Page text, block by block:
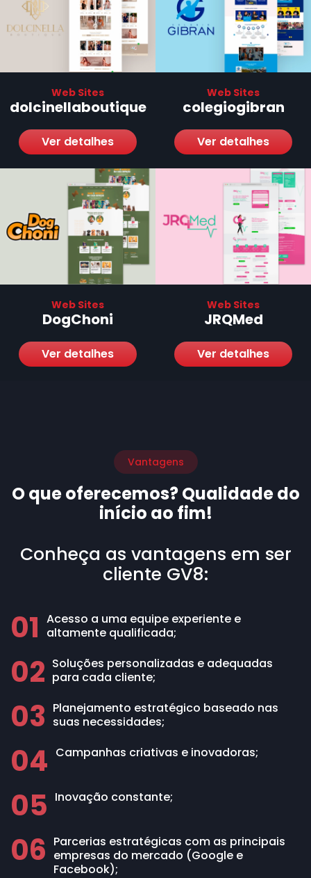
Web Sites
dolcinellaboutique
Ver detalhes
Web Sites
colegiogibran
Ver detalhes
Web Sites
DogChoni
Ver detalhes
Web Sites
JRQMed
Ver detalhes
Vantagens
O que oferecemos? Qualidade do
início ao fim!
Conheça as vantagens em ser
cliente GV8:
01 Acesso a uma equipe experiente e
altamente qualificada;
02 Soluções personalizadas e adequadas
para cada cliente;
03 Planejamento estratégico baseado nas
suas necessidades;
04 Campanhas criativas e inovadoras;
05 Inovação constante;
06 Parcerias estratégicas com as principais
empresas do mercado (Google e
Facebook);